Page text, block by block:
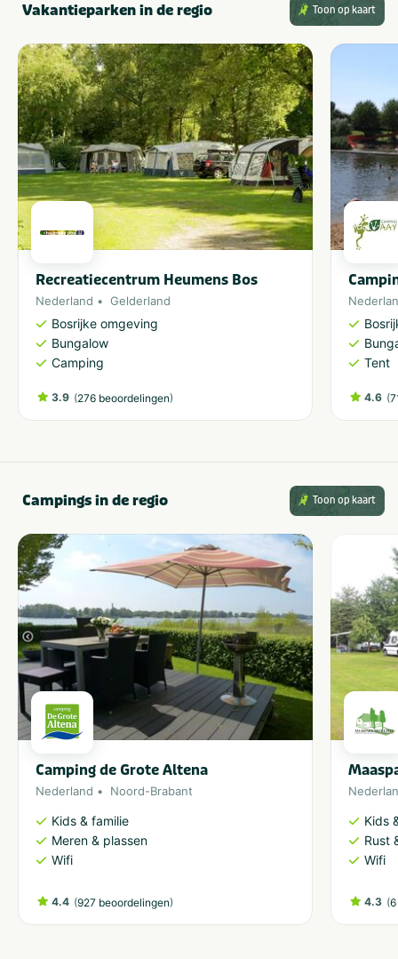
Vakantieparken in de regio Toon op kaart
Recreatiecentrum Heumens Bos
Nederland Gelderland
Bosrijke omgeving
Bungalow
Camping
3.9 (276 beoordelingen)
Tent
4.6 (
Campings in de regio Toon op kaart
Camping de Grote Altena
Nederland Noord-Brabant
Kids & familie
Meren & plassen
Wifi
4.4 (927 beoordelingen)
Kids
Rust
Wifi
4.3 (